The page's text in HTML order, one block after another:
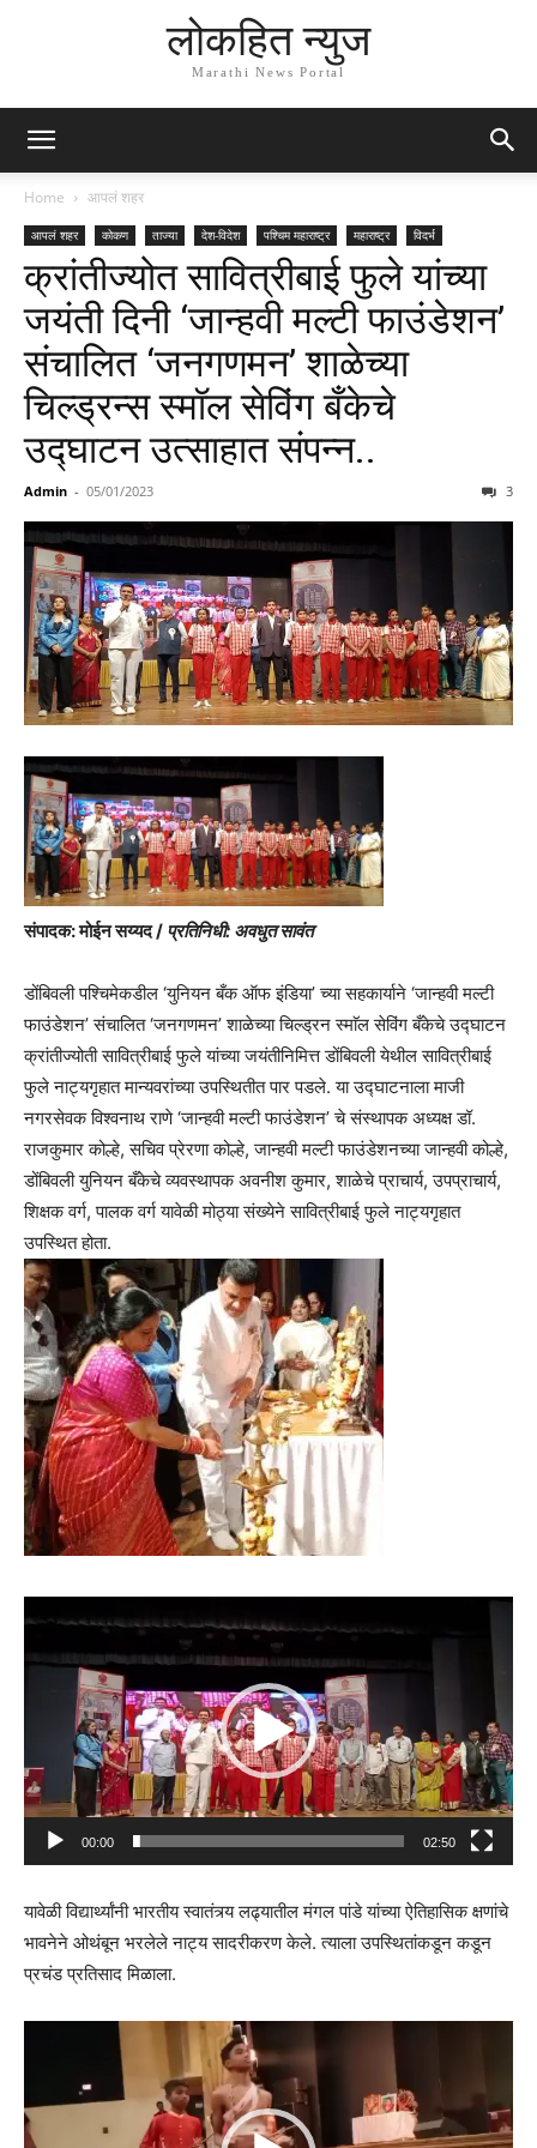
लोकहित न्युज
Marathi News Portal
Home आपलं शहर
आपलं शहर कोकण ताज्या देश-विदेश पश्चिम महाराष्ट्र महाराष्ट्र विदर्भ
क्रांतीज्योत सावित्रीबाई फुले यांच्या
जयंती दिनी ‘जान्हवी मल्टी फाउंडेशन’
संचालित ‘जनगणमन’ शाळेच्या
चिल्ड्रन्स स्मॉल सेविंग बँकेचे
उद्घाटन उत्साहात संपन्न..
Admin - 05/01/2023 3
संपादक: मोईन सय्यद / प्रतिनिधी: अवधुत सावंत
डोंबिवली पश्चिमेकडील ‘युनियन बँक ऑफ इंडिया’ च्या सहकार्याने ‘जान्हवी मल्टी
फाउंडेशन’ संचालित ‘जनगणमन’ शाळेच्या चिल्ड्रन स्माॅल सेविंग बँकेचे उद्घाटन
क्रांतीज्योती सावित्रीबाई फुले यांच्या जयंतीनिमित्त डोंबिवली येथील सावित्रीबाई
फुले नाट्यगृहात मान्यवरांच्या उपस्थितीत पार पडले. या उद्घाटनाला माजी
नगरसेवक विश्वनाथ राणे ‘जान्हवी मल्टी फाउंडेशन’ चे संस्थापक अध्यक्ष डॉ.
राजकुमार कोल्हे, सचिव प्रेरणा कोल्हे, जान्हवी मल्टी फाउंडेशनच्या जान्हवी कोल्हे,
डोंबिवली युनियन बँकेचे व्यवस्थापक अवनीश कुमार, शाळेचे प्राचार्य, उपप्राचार्य,
शिक्षक वर्ग, पालक वर्ग यावेळी मोठ्या संख्येने सावित्रीबाई फुले नाट्यगृहात
उपस्थित होता.
00:00 02:50
यावेळी विद्यार्थ्यांनी भारतीय स्वातंत्र्य लढ्यातील मंगल पांडे यांच्या ऐतिहासिक क्षणांचे
भावनेने ओथंबून भरलेले नाट्य सादरीकरण केले. त्याला उपस्थितांकडून कडून
प्रचंड प्रतिसाद मिळाला.